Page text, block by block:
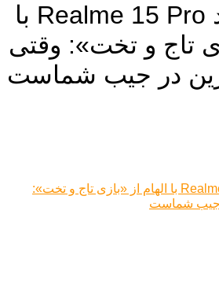
نسخه محدود Realme 15 Pro با
تاج و تخت»: وقتی
در جیب شماست